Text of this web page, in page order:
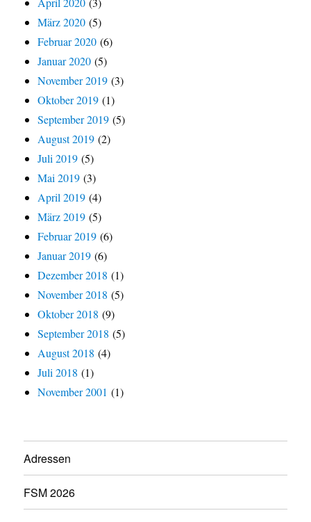
März 2020 (5)
Februar 2020 (6)
Januar 2020 (5)
November 2019 (3)
Oktober 2019 (1)
September 2019 (5)
August 2019 (2)
Juli 2019 (5)
Mai 2019 (3)
April 2019 (4)
März 2019 (5)
Februar 2019 (6)
Januar 2019 (6)
Dezember 2018 (1)
November 2018 (5)
Oktober 2018 (9)
September 2018 (5)
August 2018 (4)
Juli 2018 (1)
November 2001 (1)
Adressen
FSM 2026